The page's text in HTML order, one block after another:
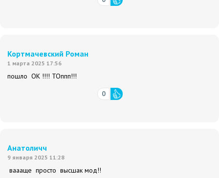
Кортмачевский Роман
1 марта 2025 17:56
пошло ОК !!!! ТОппп!!!
0
Анатоличч
9 января 2025 11:28
ваааще просто высшак мод!!